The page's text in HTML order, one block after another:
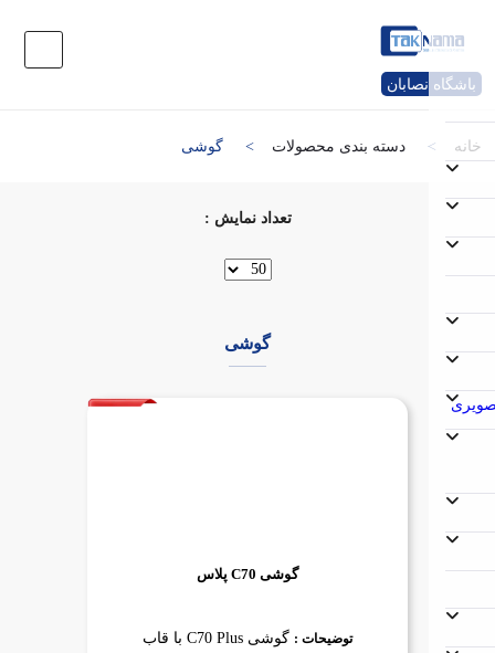
باشگاه نصابان
خانه دسته بندی محصولات گوشی
گوشی
تعداد نمایش :
گوشی C70 پلاس
توضیحات : گوشی C70 Plus با قاب